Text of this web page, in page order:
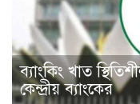
ব্যাংকিং খাত
কেন্দ্রীয় ব্যাংকের